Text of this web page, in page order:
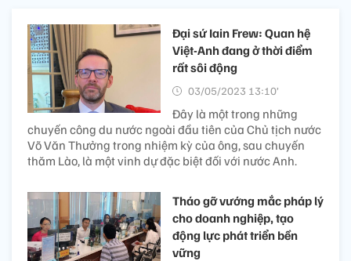
Đại sứ Iain Frew: Quan hệ
Việt-Anh đang ở thời điểm
rất sôi động
03/05/2023 13:10’
Đây là một trong những
chuyến công du nước ngoài đầu tiên của Chủ tịch nước
Võ Văn Thưởng trong nhiệm kỳ của ông, sau chuyến
thăm Lào, là một vinh dự đặc biệt đối với nước Anh.
Tháo gỡ vướng mắc pháp lý
cho doanh nghiệp, tạo
động lực phát triển bền
vững